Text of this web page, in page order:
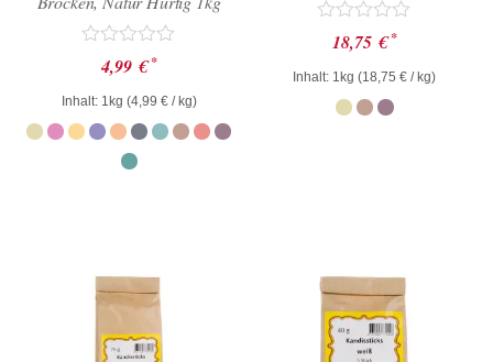
Bewertet
mit
0
von
5
4,99 € *
Inhalt: 1kg (4,99 €/ kg)
Bewertet
mit
0
von
18,75 € *
Inhalt: 1kg (18,75 € / kg)